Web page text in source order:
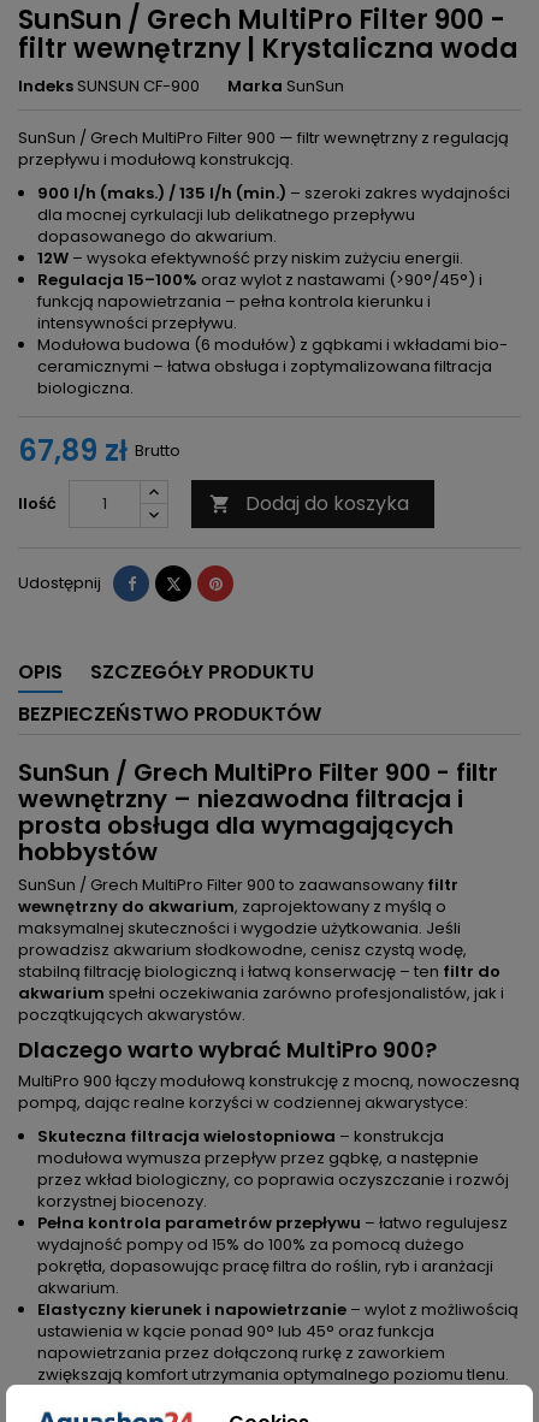
SunSun / Grech MultiPro Filter 900 -
filtr wewnętrzny | Krystaliczna woda
Indeks SUNSUN CF-900 Marka SunSun
SunSun / Grech MultiPro Filter 900 — filtr wewnętrzny z regulacją
przepływu i modułową konstrukcją.
900 l/h (maks.) / 135 l/h (min.) – szeroki zakres wydajności
dla mocnej cyrkulacji lub delikatnego przepływu
dopasowanego do akwarium.
12W – wysoka efektywność przy niskim zużyciu energii.
Regulacja 15–100% oraz wylot z nastawami (>90°/45°) i
funkcją napowietrzania – pełna kontrola kierunku i
intensywności przepływu.
Modułowa budowa (6 modułów) z gąbkami i wkładami bio-
ceramicznymi – łatwa obsługa i zoptymalizowana filtracja
biologiczna.
67,89 zł Brutto
Ilość  Dodaj do koszyka
Udostępnij Udostępnij
TweetujPinterest
OPIS
SZCZEGÓŁY PRODUKTU
BEZPIECZEŃSTWO PRODUKTÓW
SunSun / Grech MultiPro Filter 900 - filtr
wewnętrzny – niezawodna filtracja i
prosta obsługa dla wymagających
hobbystów
SunSun / Grech MultiPro Filter 900 to zaawansowany filtr
wewnętrzny do akwarium, zaprojektowany z myślą o
maksymalnej skuteczności i wygodzie użytkowania. Jeśli
prowadzisz akwarium słodkowodne, cenisz czystą wodę,
stabilną filtrację biologiczną i łatwą konserwację – ten filtr do
akwarium spełni oczekiwania zarówno profesjonalistów, jak i
początkujących akwarystów.
Dlaczego warto wybrać MultiPro 900?
MultiPro 900 łączy modułową konstrukcję z mocną, nowoczesną
pompą, dając realne korzyści w codziennej akwarystyce:
Skuteczna filtracja wielostopniowa – konstrukcja
modułowa wymusza przepływ przez gąbkę, a następnie
przez wkład biologiczny, co poprawia oczyszczanie i rozwój
korzystnej biocenozy.
Pełna kontrola parametrów przepływu – łatwo regulujesz
wydajność pompy od 15% do 100% za pomocą dużego
pokrętła, dopasowując pracę filtra do roślin, ryb i aranżacji
akwarium.
Elastyczny kierunek i napowietrzanie – wylot z możliwością
ustawienia w kącie ponad 90° lub 45° oraz funkcja
napowietrzania przez dołączoną rurkę z zaworkiem
zwiększają komfort utrzymania optymalnego poziomu tlenu.